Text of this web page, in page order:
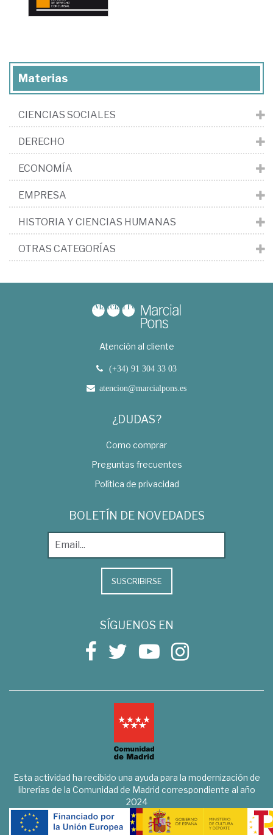
Materias
CIENCIAS SOCIALES
DERECHO
ECONOMÍA
EMPRESA
HISTORIA Y CIENCIAS HUMANAS
OTRAS CATEGORÍAS
Atención al cliente
(+34) 91 304 33 03
atencion@marcialpons.es
¿DUDAS?
Como comprar
Preguntas frecuentes
Política de privacidad
BOLETÍN DE NOVEDADES
SUSCRIBIRSE
SÍGUENOS EN
Esta actividad ha recibido una ayuda para la modernización de
librerías de la Comunidad de Madrid correspondiente al año
2024